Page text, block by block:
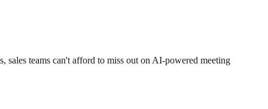
teams can't afford to miss out on AI-powered meeting